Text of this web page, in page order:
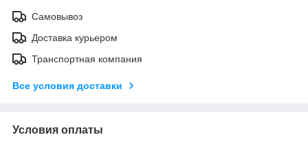
Самовывоз
Доставка курьером
Транспортная компания
Все условия доставки
Условия оплаты